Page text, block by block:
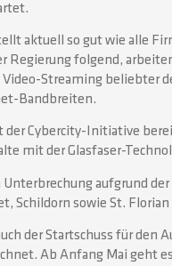
aktuell so gut wie alle
Regierung folgend,
Streaming beliebter
Bandbreiten.
Cybercity-Initiative
mit der Glasfaser-
Unterbrechung aufgrund
Schildorn sowie St.
der Startschuss für den
Ab Anfang Mai geht